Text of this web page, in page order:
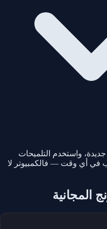
واستخدم التلميحات
في أي وقت — فالكمبيوتر لا
المجانية